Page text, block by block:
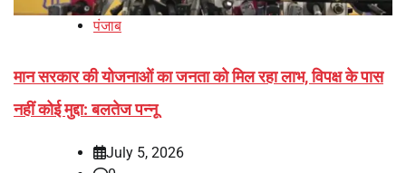
पंजाब
मान सरकार की योजनाओं का जनता को मिल रहा लाभ, विपक्ष के पास
नहीं कोई मुद्दा: बलतेज पन्नू
July 5, 2026